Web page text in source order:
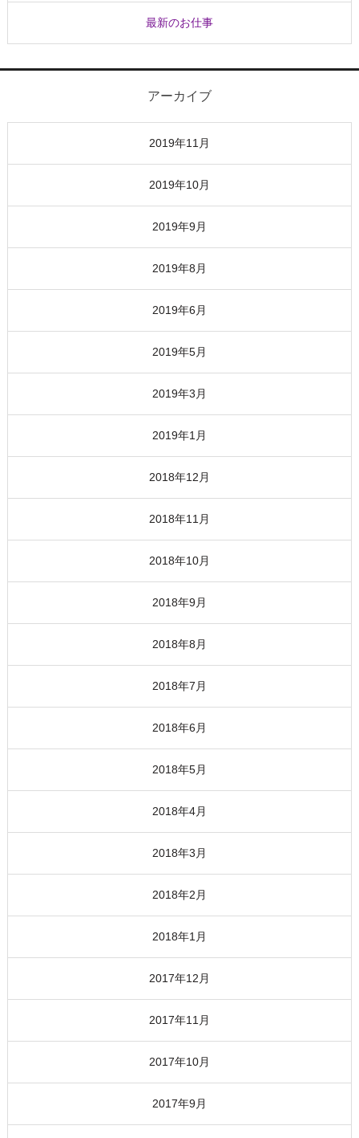
最新のお仕事
アーカイブ
2019年11月
2019年10月
2019年9月
2019年8月
2019年6月
2019年5月
2019年3月
2019年1月
2018年12月
2018年11月
2018年10月
2018年9月
2018年8月
2018年7月
2018年6月
2018年5月
2018年4月
2018年3月
2018年2月
2018年1月
2017年12月
2017年11月
2017年10月
2017年9月